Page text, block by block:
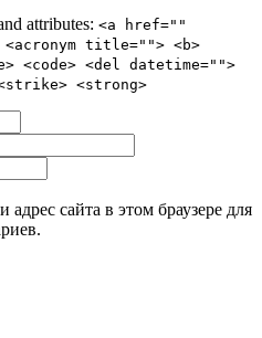
attributes: <a href=""
title=""> <b>
<code> <del datetime="">
<strong>
сайта в этом браузере для